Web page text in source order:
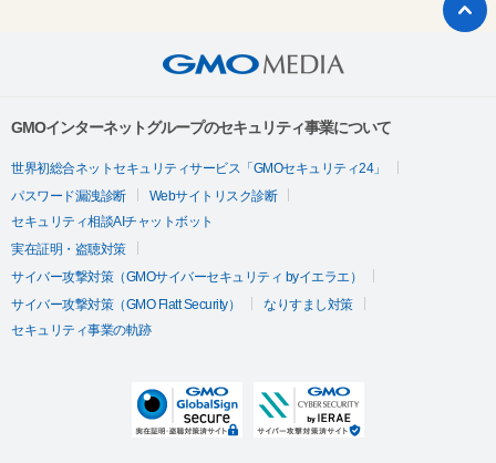
GMOインターネットグループのセキュリティ事業について
世界初総合ネットセキュリティサービス「GMOセキュリティ24」
パスワード漏洩診断
Webサイトリスク診断
セキュリティ相談AIチャットボット
実在証明・盗聴対策
サイバー攻撃対策（GMOサイバーセキュリティ byイエラエ）
サイバー攻撃対策（GMO Flatt Security）
なりすまし対策
セキュリティ事業の軌跡